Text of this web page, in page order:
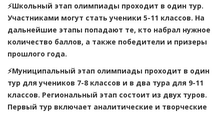
⚡️Школьный этап олимпиады проходит в один тур.
Участниками могут стать ученики 5-11 классов. На
дальнейшие этапы попадают те, кто набрал нужное
количество баллов, а также победители и призеры
прошлого года.
⚡️Муниципальный этап олимпиады проходит в один
тур для учеников 7-8 классов и в два тура для 9-11
классов. Региональный этап состоит из двух туров.
Первый тур включает аналитические и творческие